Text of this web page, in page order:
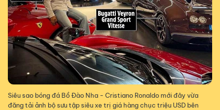
Siêu sao bóng đá Bồ Đào Nha - Cristiano Ronaldo mới đây vừa
đăng tải ảnh bộ sưu tập siêu xe trị giá hàng chục triệu USD bên